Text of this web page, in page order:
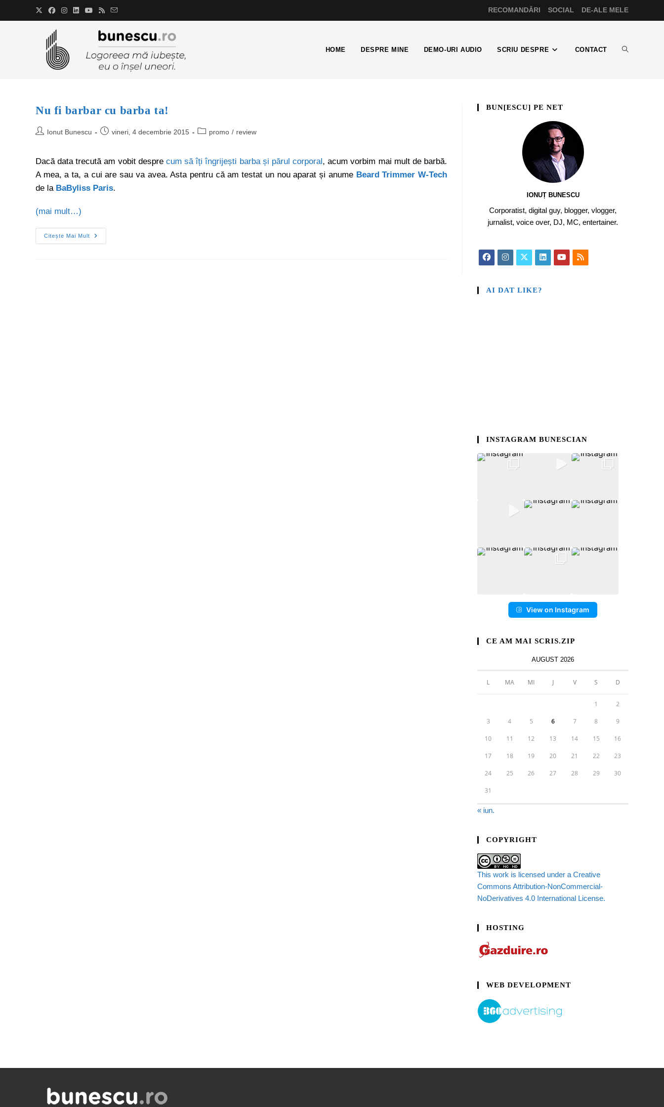
RECOMANDĂRI SOCIAL DE-ALE MELE
HOME DESPRE MINE DEMO-URI AUDIO SCRIU DESPRE CONTACT
Nu fi barbar cu barba ta!
Ionut Bunescu vineri, 4 decembrie 2015 promo / review
Dacă data trecută am vobit despre cum să îți îngrijești barba și părul corporal, acum vorbim mai mult de barbă.
A mea, a ta, a cui are sau va avea. Asta pentru că am testat un nou aparat și anume Beard Trimmer W-Tech
de la BaByliss Paris.
(mai mult…)
Citește Mai Mult
BUN[ESCU] PE NET
IONUȚ BUNESCU
Corporatist, digital guy, blogger, vlogger,
jurnalist, voice over, DJ, MC, entertainer.
AI DAT LIKE?
INSTAGRAM BUNESCIAN
View on Instagram
CE AM MAI SCRIS.ZIP
AUGUST 2026
L MA MI J V S D
1 2
3 4 5 6 7 8 9
10 11 12 13 14 15 16
17 18 19 20 21 22 23
24 25 26 27 28 29 30
31
« iun.
COPYRIGHT
This work is licensed under a Creative
Commons Attribution-NonCommercial-
NoDerivatives 4.0 International License.
HOSTING
WEB DEVELOPMENT